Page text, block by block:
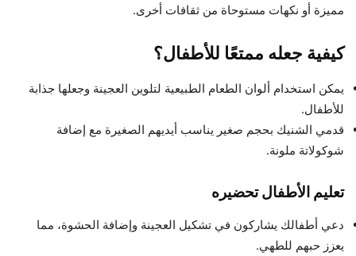
مميزة أو نكهات مستوحاة من ثقافات أخرى.
كيفية جعله ممتعًا للأطفال؟
يمكن استخدام ألوان الطعام الطبيعية لتلوين العجينة وجعلها جذابة
للأطفال.
قدمي الشنيك بحجم صغير يناسب أيديهم الصغيرة مع إضافة
شوكولاتة ملونة.
تعليم الأطفال تحضيره
دعي أطفالك يشاركون في تشكيل العجينة وإضافة الحشوة، مما
يعزز حبهم للطهي.